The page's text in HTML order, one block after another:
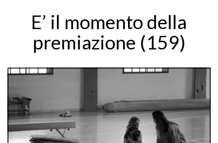
E’ il momento della
premiazione (159)